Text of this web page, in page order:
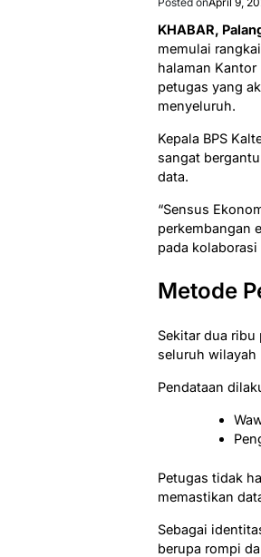
KHABAR,
memulai
halaman
petugas yang
menyeluruh.
Kepala BPS
sangat
data.
“Sensus
perkembangan
pada
Metode
Sekitar dua
seluruh wilayah
Pendataan
Petugas tidak
memastikan
Sebagai
berupa rompi